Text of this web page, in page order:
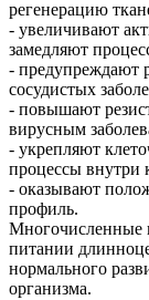
регенерацию
- увеличивают
замедляют
- предупреждают
сосудистых
- повышают
вирусным
- укрепляют
процессы внутри
- оказывают
профиль.
Многочисленные
питании
нормального
организма.